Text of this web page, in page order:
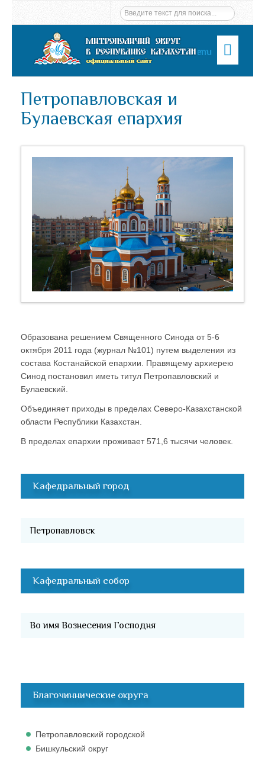
Menu
Петропавловская и
Булаевская епархия
Образована решением Священного Синода от 5-6
октября 2011 года (журнал №101) путем выделения из
состава Костанайской епархии. Правящему архиерею
Синод постановил иметь титул Петропавловский и
Булаевский.
Объединяет приходы в пределах Северо-Казахстанской
области Республики Казахстан.
В пределах епархии проживает 571,6 тысячи человек.
Кафедральный город
Петропавловск
Кафедральный собор
Во имя Вознесения Господня
Благочиннические округа
Петропавловский городской
Бишкульский округ